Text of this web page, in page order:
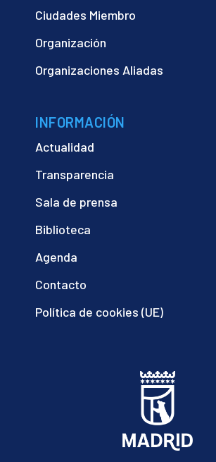
Ciudades Miembro
Organización
Organizaciones Aliadas
INFORMACIÓN
Actualidad
Transparencia
Sala de prensa
Biblioteca
Agenda
Contacto
Política de cookies (UE)